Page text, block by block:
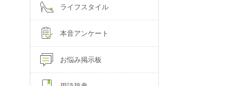
ライフスタイル
本音アンケート
お悩み掲示板